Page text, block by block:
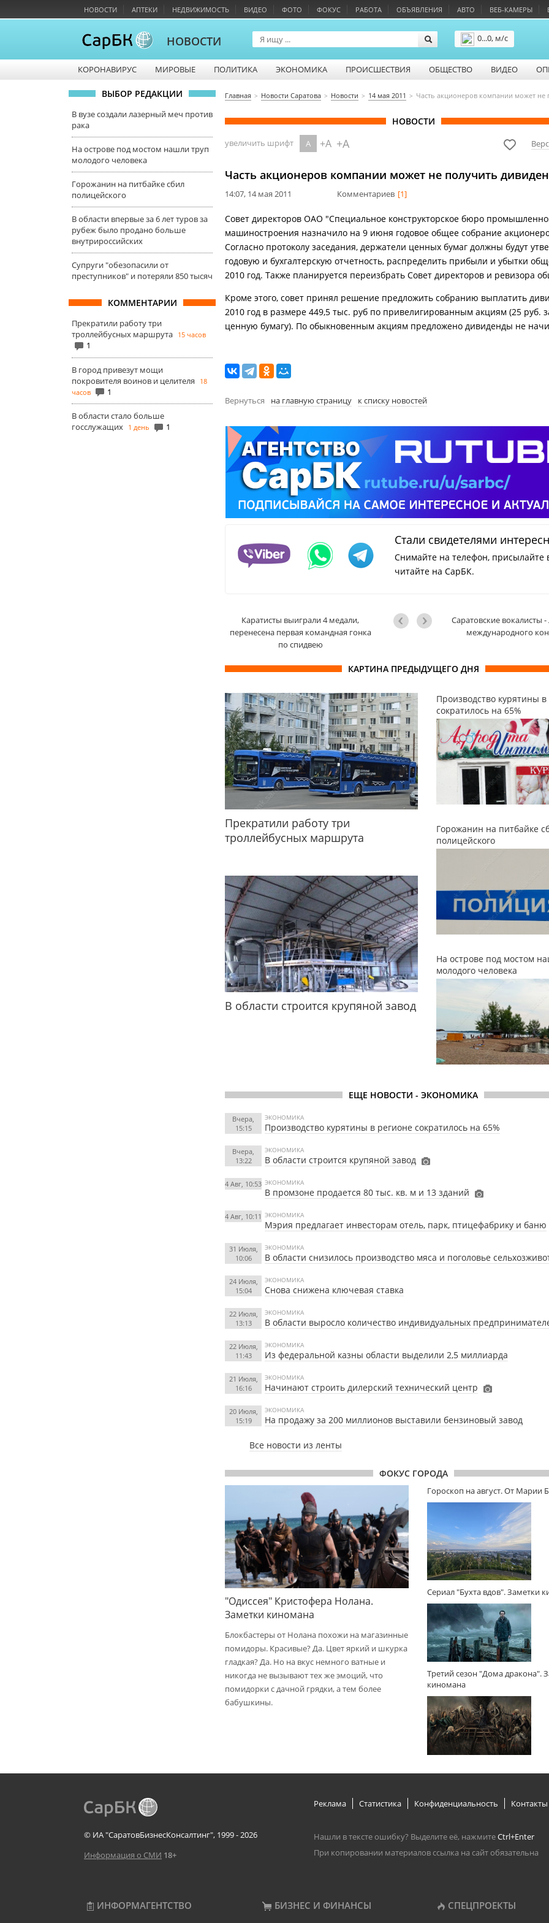
НОВОСТИ АПТЕКИ НЕДВИЖИМОСТЬ ВИДЕО ФОТО ФОКУС РАБОТА ОБЪЯВЛЕНИЯ АВТО ВЕБ-КАМЕРЫ
НОВОСТИ
0...0, м/с
КОРОНАВИРУС МИРОВЫЕ ПОЛИТИКА ЭКОНОМИКА ПРОИСШЕСТВИЯ ОБЩЕСТВО ВИДЕО
ВЫБОР РЕДАКЦИИ
В вузе создали лазерный меч против
рака
На острове под мостом нашли труп
молодого человека
Горожанин на питбайке сбил
полицейского
В области впервые за 6 лет туров за
рубеж было продано больше
внутрироссийских
Супруги "обезопасили от
преступников" и потеряли 850 тысяч
КОММЕНТАРИИ
Прекратили работу три
троллейбусных маршрута 15 часов
1
В город привезут мощи
покровителя воинов и целителя
18
часов
1
В области стало больше
госслужащих 1 день 1
Главная Новости Саратова Новости 14 мая 2011 Часть акционеров компании может не
НОВОСТИ
увеличить шрифт A +A +A
Часть акционеров компании может не получить
14:07, 14 мая 2011 Комментариев [1]
Совет директоров ОАО "Специальное конструкторское бюро
машиностроения назначило на 9 июня годовое общее собрание
Согласно протоколу заседания, держатели ценных бумаг должны будут
годовую и бухгалтерскую отчетность, распределить прибыли и убытки
2010 год. Также планируется переизбрать Совет директоров и ревизора
Кроме этого, совет принял решение предложить собранию выплатить
2010 год в размере 449,5 тыс. руб по привелигированным акциям (25 руб.
ценную бумагу). По обыкновенным акциям предложено дивиденды не
Вернуться на главную страницу к списку новостей
Стали свидетелями
Снимайте на телефон, присылайте
читайте на СарБК.
Каратисты выиграли 4 медали,
перенесена первая командная гонка
по спидвею
Саратовские вокалисты
международного
КАРТИНА ПРЕДЫДУЩЕГО ДНЯ
Прекратили работу три
троллейбусных маршрута
В области строится крупяной завод
Производство курятины в
сократилось на 65%
Горожанин на питбайке
полицейского
На острове под мостом
молодого человека
ЕЩЕ НОВОСТИ - ЭКОНОМИКА
Вчера,
15:15
ЭКОНОМИКА
Производство курятины в регионе сократилось на 65%
Вчера,
13:22
ЭКОНОМИКА
В области строится крупяной завод
4 Авг, 10:53 ЭКОНОМИКА
В промзоне продается 80 тыс. кв. м и 13 зданий
4 Авг, 10:11 ЭКОНОМИКА
Мэрия предлагает инвесторам отель, парк, птицефабрику и баню
31 Июля,
10:06
ЭКОНОМИКА
В области снизилось производство мяса и поголовье
24 Июля,
15:04
ЭКОНОМИКА
Снова снижена ключевая ставка
22 Июля,
13:13
ЭКОНОМИКА
В области выросло количество индивидуальных
22 Июля,
11:43
ЭКОНОМИКА
Из федеральной казны области выделили 2,5 миллиарда
21 Июля,
16:16
ЭКОНОМИКА
Начинают строить дилерский технический центр
20 Июля,
15:19
ЭКОНОМИКА
На продажу за 200 миллионов выставили бензиновый завод
Все новости из ленты
ФОКУС ГОРОДА
"Одиссея" Кристофера Нолана.
Заметки киномана
Блокбастеры от Нолана похожи на магазинные
помидоры. Красивые? Да. Цвет яркий и шкурка
гладкая? Да. Но на вкус немного ватные и
никогда не вызывают тех же эмоций, что
помидорки с дачной грядки, а тем более
бабушкины.
Гороскоп на август. От Марии
Сериал "Бухта вдов". Заметки
Третий сезон "Дома дракона".
киномана
© ИА "СаратовБизнесКонсалтинг", 1999 - 2026
Информация о СМИ 18+
Реклама Статистика Конфиденциальность Контакты
Нашли в тексте ошибку? Выделите её, нажмитеCtrl+Enter
При копировании материалов ссылка на сайт обязательна
ИНФОРМАГЕНТСТВО БИЗНЕС И ФИНАНСЫ СПЕЦПРОЕКТЫ